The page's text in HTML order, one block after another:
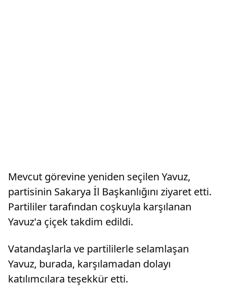
Mevcut görevine yeniden seçilen Yavuz,
partisinin Sakarya İl Başkanlığını ziyaret etti.
Partililer tarafından coşkuyla karşılanan
Yavuz'a çiçek takdim edildi.
Vatandaşlarla ve partililerle selamlaşan
Yavuz, burada, karşılamadan dolayı
katılımcılara teşekkür etti.